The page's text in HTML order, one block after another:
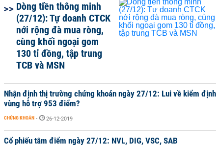
Dòng tiền thông minh
(27/12): Tự doanh CTCK
nới rộng đà mua ròng,
cùng khối ngoại gom
130 tỉ đồng, tập trung
TCB và MSN
Nhận định thị trường chứng khoán ngày 27/12: Lui về kiểm định
vùng hỗ trợ 953 điểm?
CHỨNG KHOÁN - 26-12-2019
Cổ phiếu tâm điểm ngày 27/12: NVL, DIG, VSC, SAB